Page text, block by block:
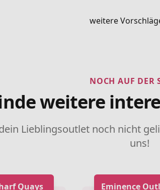
weitere
NOCH AUF DER
weitere
Lieblingsoutlet noch nicht
uns!
Quays Eminence